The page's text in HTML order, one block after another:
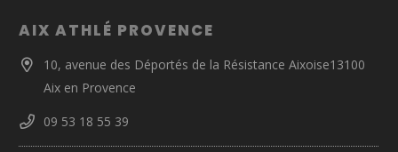
AIX ATHLÉ PROVENCE
10, avenue des Déportés de la Résistance Aixoise13100
Aix en Provence
09 53 18 55 39